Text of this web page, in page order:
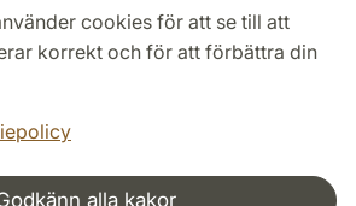
cookies för att se till att
korrekt och för att förbättra din
alla kakor